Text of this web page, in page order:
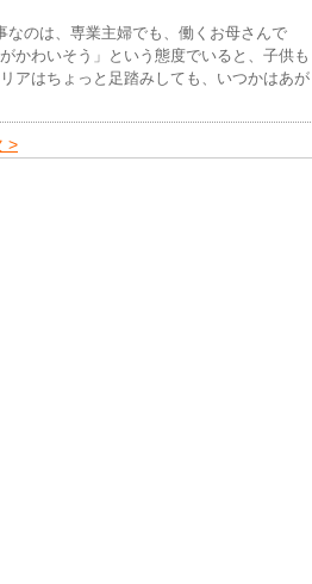
なのは、専業主婦でも、働くお母さんで
かわいそう」という態度でいると、子供も
アはちょっと足踏みしても、いつかはあが
>